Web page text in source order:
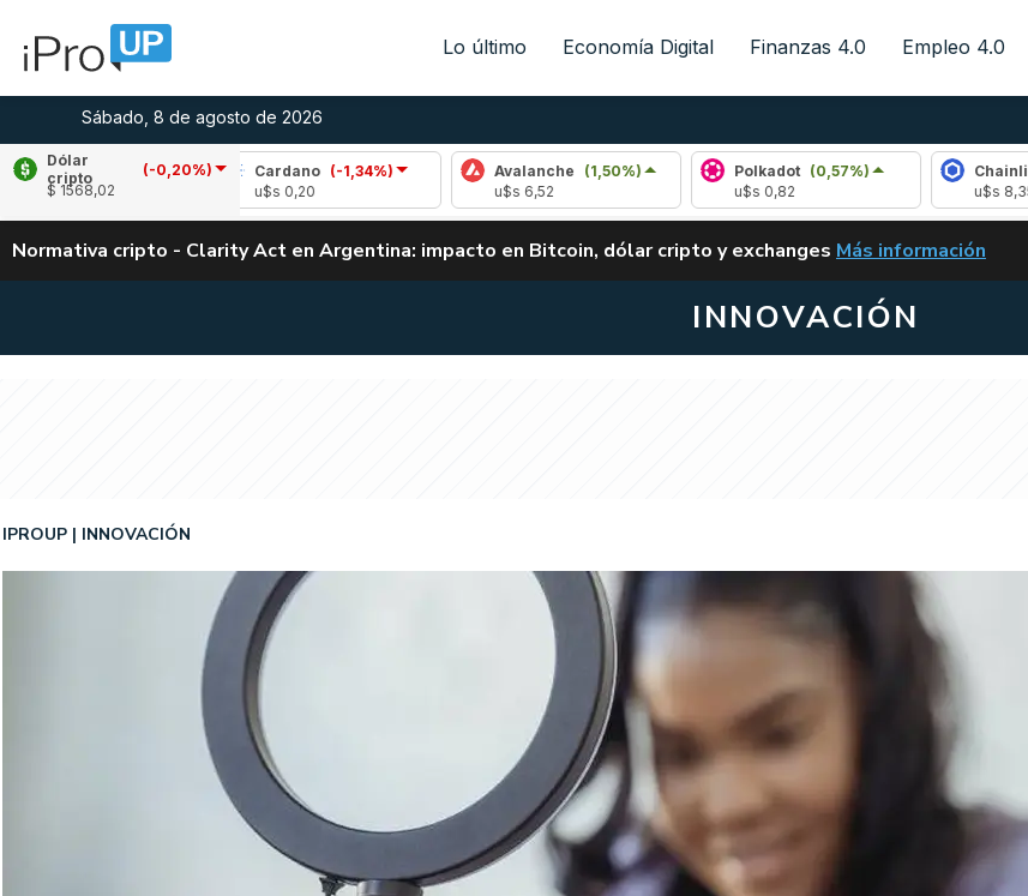
Lo último Economía Digital Finanzas 4.0 Empleo 4.0
Sábado, 8 de agosto de 2026
Dólar
cripto
(-0,20%)
$ 1568,02
Cardano
(-1,34%)
Avalanche
(1,50%)
Polkadot (0,57%)
Chainlink
(1,50%)
Normativa cripto - Clarity Act en Argentina: impacto en Bitcoin, dólar cripto y exchanges CLARITY ACT EN
Más información
INNOVACIÓN
IPROUP INNOVACIÓN